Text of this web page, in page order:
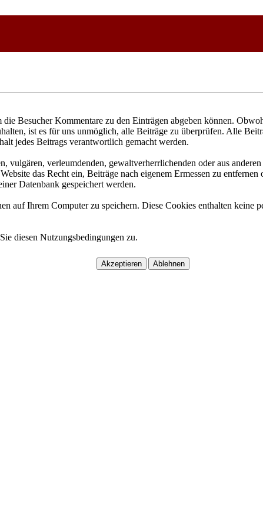
Besucher Kommentare zu den Einträgen abgeben können.
ist es für uns unmöglich, alle Beiträge zu überprüfen. Alle
jedes Beitrags verantwortlich gemacht werden.
vulgären, verleumdenden, gewaltverherrlichenden oder aus
das Recht ein, Beiträge nach eigenem Ermessen zu entfernen
Datenbank gespeichert werden.
auf Ihrem Computer zu speichern. Diese Cookies enthalten keine
diesen Nutzungsbedingungen zu.